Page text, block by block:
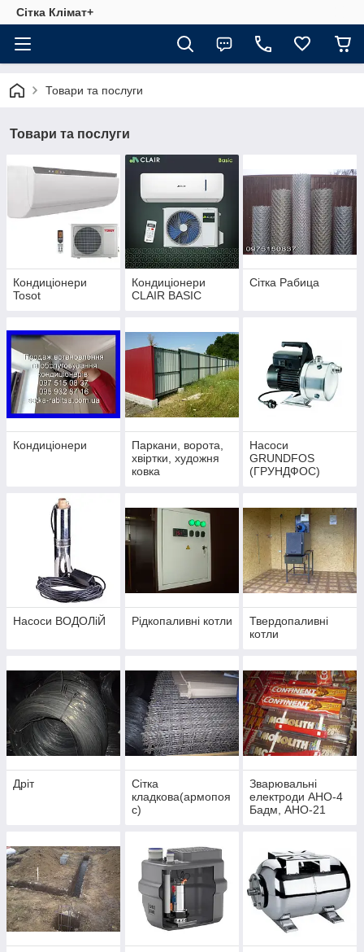
Сітка Клімат+
Товари та послуги
Товари та послуги
Кондиціонери
Tosot
Кондиціонери
CLAIR BASIC
Сітка Рабица
Кондиціонери
Паркани, ворота,
хвіртки, художня
ковка
Насоси
GRUNDFOS
(ГРУНДФОС)
Насоси ВОДОЛіЙ Рідкопаливні котли
Твердопаливні
котли
Дріт
Сітка
кладкова(армопоя
с)
Зварювальні
електроди АНО-4
Бадм, АНО-21